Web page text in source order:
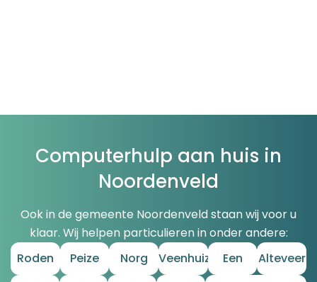
Computerhulp aan huis in
Noordenveld
Ook in de gemeente Noordenveld staan wij voor u
klaar. Wij helpen particulieren in onder andere:
Roden
Peize Norg VeenhuizenEen
Alteveer